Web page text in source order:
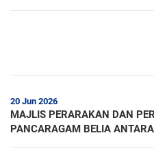
20 Jun 2026
MAJLIS PERARAKAN DAN
PANCARAGAM BELIA